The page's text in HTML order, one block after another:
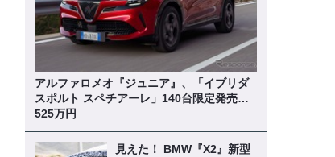
アルファロメオ『ジュニア』、「イブリダ
スポルト スペチアーレ」140台限定発売…
525万円
見えた！ BMW『X2』新型